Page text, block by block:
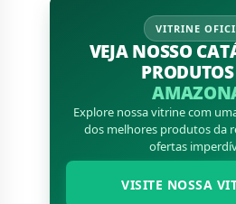
VITRINE
VEJA NOSSO
Explore nossa vitrine com
dos melhores produtos da
ofertas
VISITE NOSSA